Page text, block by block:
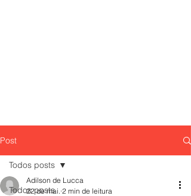
Post
Todos posts
Todos posts
Adilson de Lucca
22 de mai. 2 min de leitura